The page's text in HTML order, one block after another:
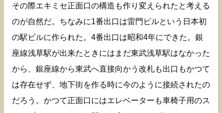
その際エキミセ正面口の構造も作り変えられたと考える
のが自然だ。ちなみに1番出口は雷門ビルという日本初
の駅ビルに作られた。4番出口は昭和4年にできた。銀
座線浅草駅が出来たときにはまだ東武浅草駅はなかった
から、銀座線から東武へ直接向かう改札も出口もかつて
は存在せず、地下街を作る時に今のように接続されたの
だろう。かつて正面口にはエレベーターも車椅子用のス